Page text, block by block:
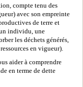
compte tenu des
avec son empreinte
de terre et
individu, une
les déchets générés,
en vigueur).
aider à comprendre
en terme de dette